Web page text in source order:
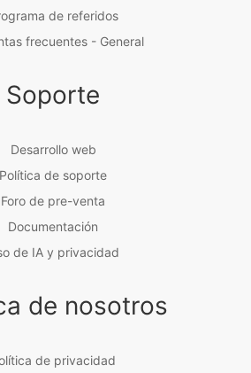
de referidos
frecuentes - General
Soporte
Desarrollo web
Política de soporte
Foro de pre-venta
Documentación
de IA y privacidad
de nosotros
de privacidad